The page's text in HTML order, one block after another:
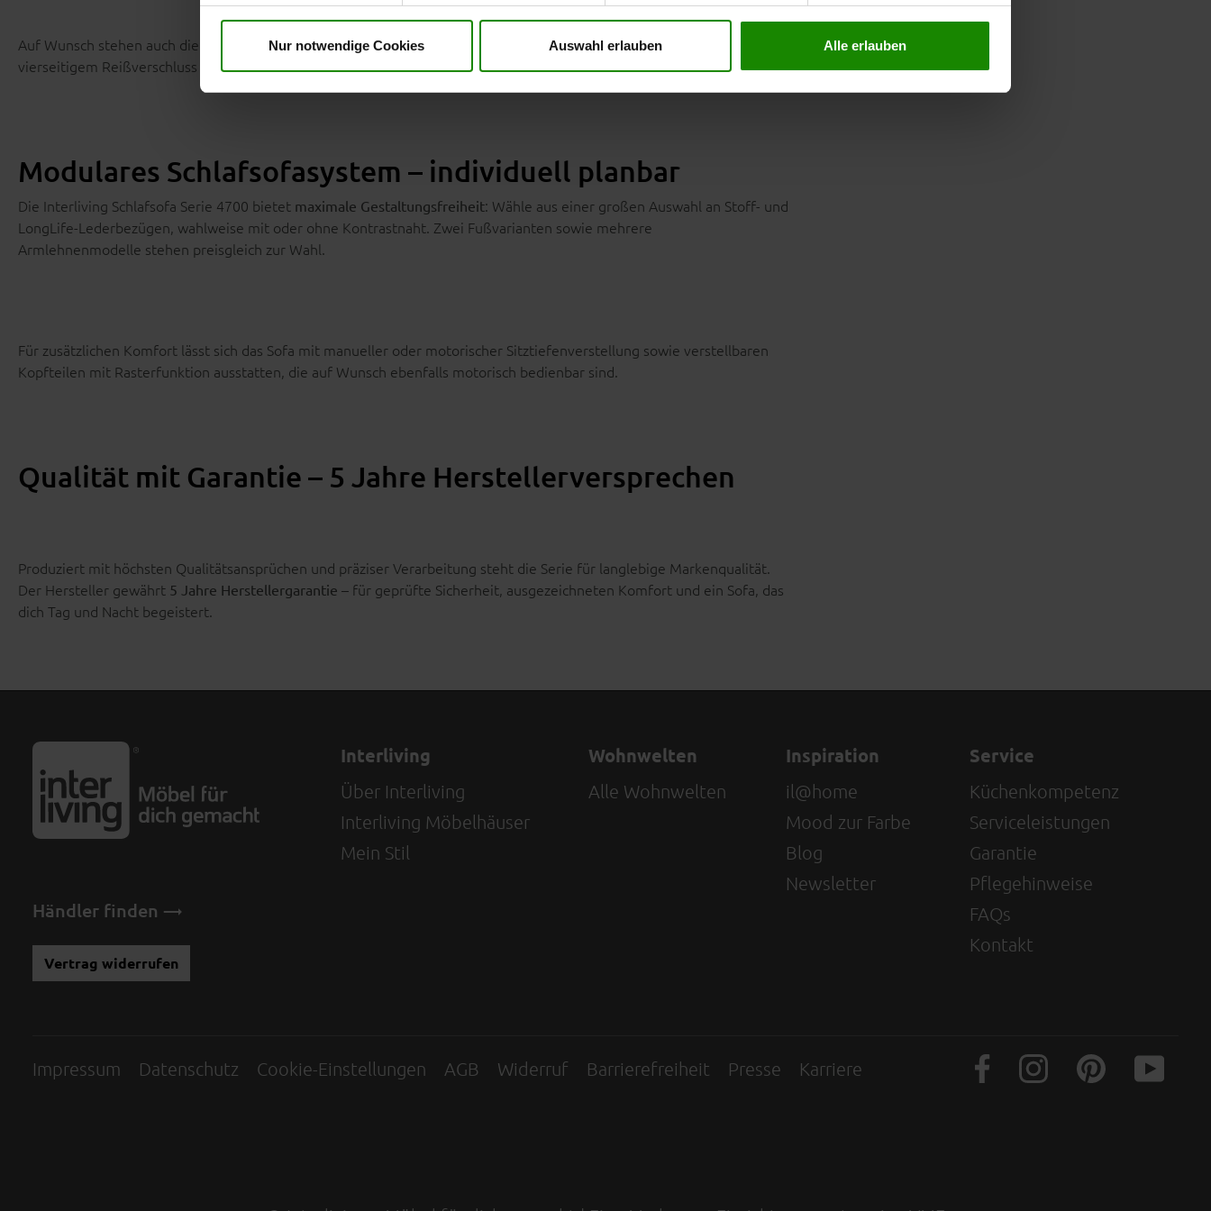
Nur notwendige Cookies Auswahl erlauben Alle erlauben
Auf Wunsch stehen auch die Varianten THERMOCOVER Cool oder Stretch zur Verfügung. Alle Bezüge sind dank
vierseitigem Reißverschluss leicht abnehmbar und waschbar. Die Matratze ist drehbar, jedoch nicht wendbar.
Modulares Schlafsofasystem – individuell planbar
Die Interliving Schlafsofa Serie 4700 bietet maximale Gestaltungsfreiheit: Wähle aus einer großen Auswahl an Stoff- und
LongLife-Lederbezügen, wahlweise mit oder ohne Kontrastnaht. Zwei Fußvarianten sowie mehrere
Armlehnenmodelle stehen preisgleich zur Wahl.
Für zusätzlichen Komfort lässt sich das Sofa mit manueller oder motorischer Sitztiefenverstellung sowie verstellbaren
Kopfteilen mit Rasterfunktion ausstatten, die auf Wunsch ebenfalls motorisch bedienbar sind.
Qualität mit Garantie – 5 Jahre Herstellerversprechen
Produziert mit höchsten Qualitätsansprüchen und präziser Verarbeitung steht die Serie für langlebige Markenqualität.
Der Hersteller gewährt 5 Jahre Herstellergarantie – für geprüfte Sicherheit, ausgezeichneten Komfort und ein Sofa, das
dich Tag und Nacht begeistert.
Händler finden
Vertrag widerrufen
Interliving
Über Interliving
Interliving Möbelhäuser
Mein Stil
Wohnwelten
Alle Wohnwelten
Inspiration
il@home
Mood zur Farbe
Blog
Newsletter
Service
Küchenkompetenz
Serviceleistungen
Garantie
Pflegehinweise
FAQs
Kontakt
Impressum Datenschutz Cookie-Einstellungen AGB Widerruf Barrierefreiheit Presse Karriere